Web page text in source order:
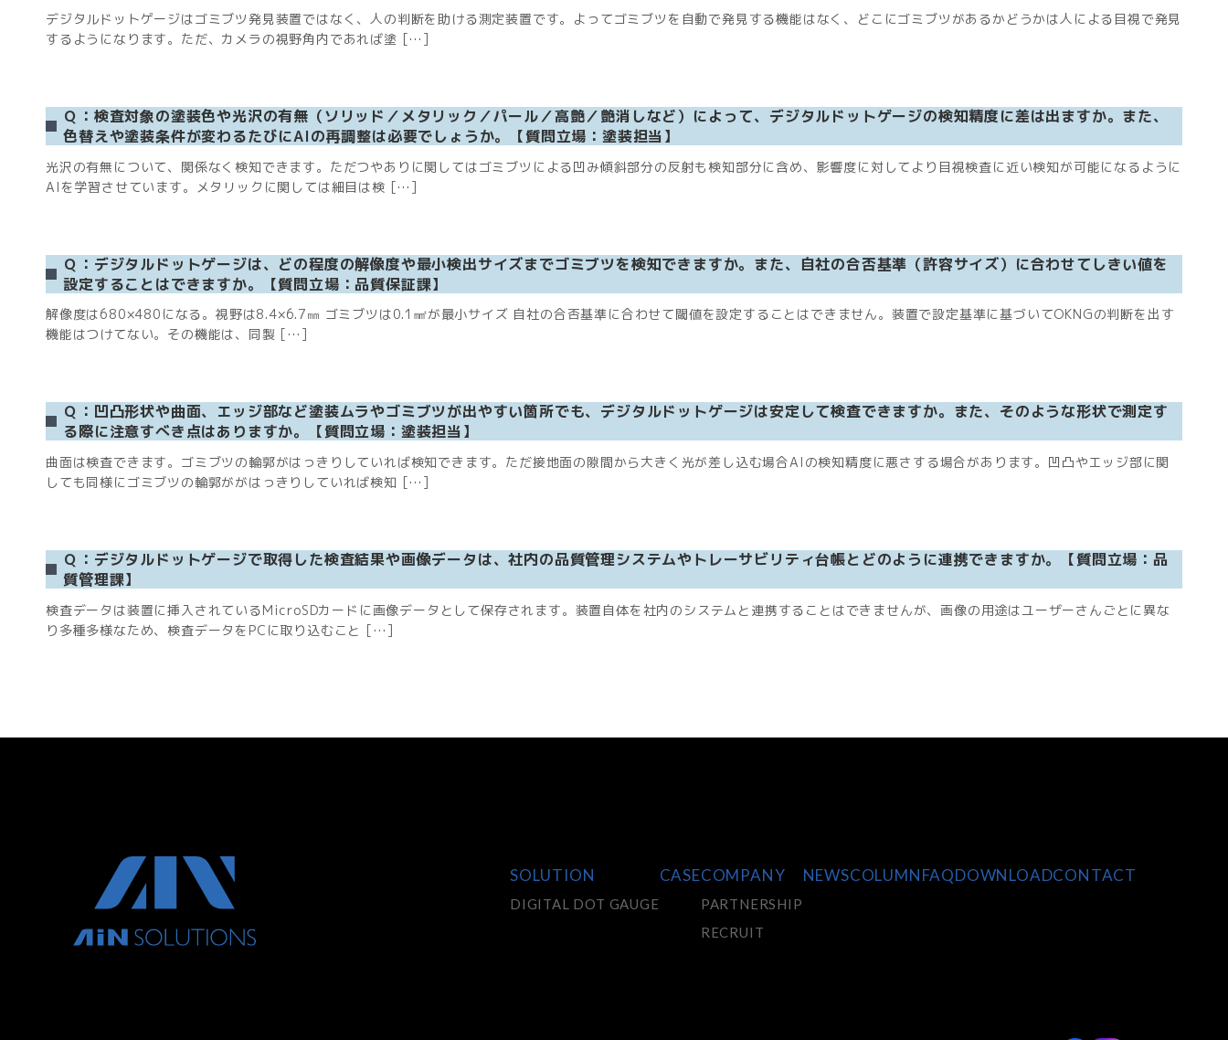
デジタルドットゲージはゴミブツ発見装置ではなく、人の判断を助ける測定装置です。よってゴミブツを自動で発見する機能はなく、どこにゴミブツがあるかどうかは人による目視で発見
するようになります。ただ、カメラの視野角内であれば塗 […]
Ｑ：検査対象の塗装色や光沢の有無（ソリッド／メタリック／パール／高艶／艶消しなど）によって、デジタルドットゲージの検知精度に差は出ますか。また、
色替えや塗装条件が変わるたびにAIの再調整は必要でしょうか。【質問立場：塗装担当】
光沢の有無について、関係なく検知できます。ただつやありに関してはゴミブツによる凹み傾斜部分の反射も検知部分に含め、影響度に対してより目視検査に近い検知が可能になるように
AIを学習させています。メタリックに関しては細目は検 […]
Ｑ：デジタルドットゲージは、どの程度の解像度や最小検出サイズまでゴミブツを検知できますか。また、自社の合否基準（許容サイズ）に合わせてしきい値を
設定することはできますか。【質問立場：品質保証課】
解像度は680×480になる。視野は8.4×6.7㎜ ゴミブツは0.1㎟が最小サイズ 自社の合否基準に合わせて閾値を設定することはできません。装置で設定基準に基づいてOKNGの判断を出す
機能はつけてない。その機能は、同製 […]
Ｑ：凹凸形状や曲面、エッジ部など塗装ムラやゴミブツが出やすい箇所でも、デジタルドットゲージは安定して検査できますか。また、そのような形状で測定す
る際に注意すべき点はありますか。【質問立場：塗装担当】
曲面は検査できます。ゴミブツの輪郭がはっきりしていれば検知できます。ただ接地面の隙間から大きく光が差し込む場合AIの検知精度に悪さする場合があります。凹凸やエッジ部に関
しても同様にゴミブツの輪郭ががはっきりしていれば検知 […]
Ｑ：デジタルドットゲージで取得した検査結果や画像データは、社内の品質管理システムやトレーサビリティ台帳とどのように連携できますか。【質問立場：品
質管理課】
検査データは装置に挿入されているMicroSDカードに画像データとして保存されます。装置自体を社内のシステムと連携することはできませんが、画像の用途はユーザーさんごとに異な
り多種多様なため、検査データをPCに取り込むこと […]
SOLUTION
DIGITAL DOT GAUGE
CASECOMPANY
PARTNERSHIP
RECRUIT
NEWSCOLUMNFAQDOWNLOADCONTACT